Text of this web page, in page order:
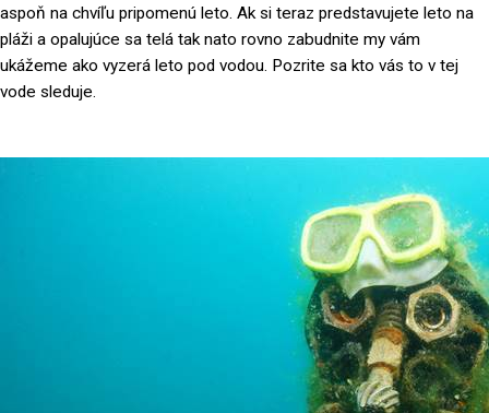
aspoň na chvíľu pripomenú leto. Ak si teraz predstavujete leto na
pláži a opalujúce sa telá tak nato rovno zabudnite my vám
ukážeme ako vyzerá leto pod vodou. Pozrite sa kto vás to v tej
vode sleduje.